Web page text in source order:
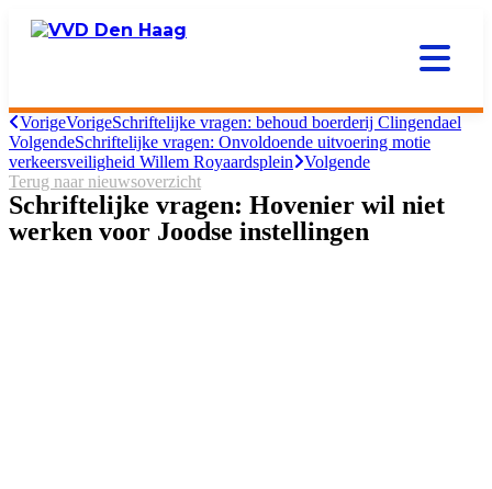
VorigeVorigeSchriftelijke vragen: behoud boerderij Clingendael
VolgendeSchriftelijke vragen: Onvoldoende uitvoering motie
verkeersveiligheid Willem Royaardsplein
Volgende
Terug naar nieuwsoverzicht
Schriftelijke vragen: Hovenier wil niet
werken voor Joodse instellingen